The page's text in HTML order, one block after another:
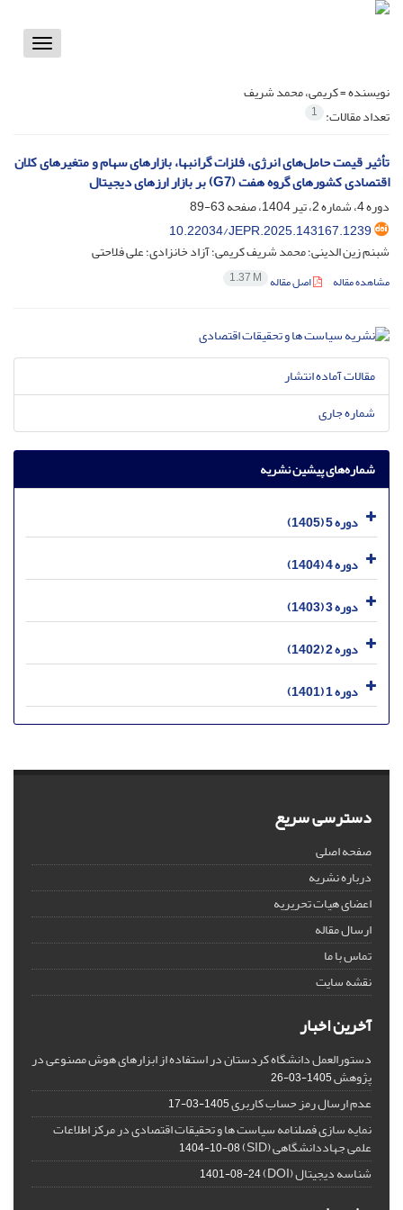
Toggle
نویسنده =کریمی، محمد شریف
تعداد مقالات: 1
تأثیر قیمت‌ حامل‌های انرژی، فلزات گرانبها، بازارهای سهام و متغیرهای کلان
اقتصادی کشورهای گروه هفت (G7) بر بازار ارزهای دیجیتال
دوره 4، شماره 2، تیر 1404، صفحه
63-89
10.22034/JEPR.2025.143167.1239
شبنم زین الدینی؛ محمد شریف کریمی؛ آزاد خانزادی؛ علی فلاحتی
مشاهده مقاله اصل مقاله 1.37 M
مقالات آماده انتشار
شماره جاری
شماره‌های پیشین نشریه
دوره 5 (1405)
دوره 4 (1404)
دوره 3 (1403)
دوره 2 (1402)
دوره 1 (1401)
دسترسی سریع
صفحه اصلی
درباره نشریه
اعضای هیات تحریریه
ارسال مقاله
تماس با ما
نقشه سایت
آخرین اخبار
دستورالعمل دانشگاه کردستان در استفاده از ابزارهای هوش مصنوعی در
پژوهش1405-03-26
عدم ارسال رمز حساب کاربری1405-03-17
نمایه سازی فصلنامه سیاست ها و تحقیقات اقتصادی در مرکز اطلاعات
علمی جهاددانشگاهی (SID) 1404-10-08
شناسه دیجیتال (DOI) 1401-08-24